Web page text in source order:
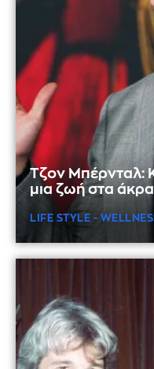
Τζον Μπέρνταλ:
μια ζωή στα
LIFE STYLE -